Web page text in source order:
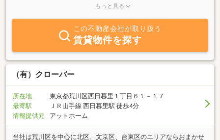
り揃え、お客様のニーズに的確にお応えできるように鋭意努力して
もっと見る
この不動産会社が取り扱う
賃貸物件を探す
（有）クローバー
所在地
東京都荒川区西日暮里１丁目６１－１７
最寄駅
ＪＲ山手線 西日暮里駅 徒歩4分
情報提供元
アットホーム
当社は荒川区を中心に北区、文京区、台東区のエリアならおまかせ